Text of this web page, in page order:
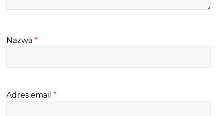
Nazwa*
Adres email*